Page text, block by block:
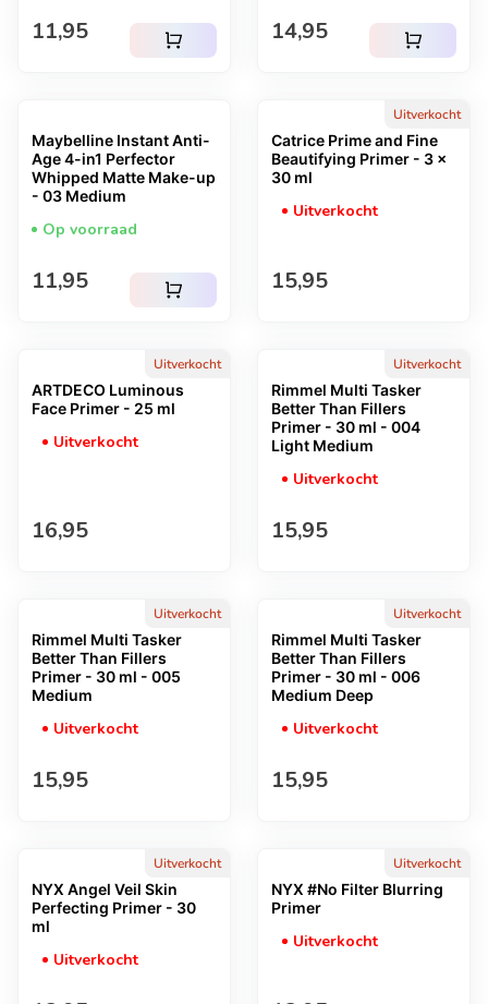
Normale prijs
11,95 shopping_cart Normale prijs
14,95 shopping_cart
Maybelline Instant Anti-
Age 4-in1 Perfector
Whipped Matte Make-up
- 03 Medium
Op voorraad
Normale prijs
11,95 shopping_cart
Uitverkocht
Catrice Prime and Fine
Beautifying Primer - 3 x
30 ml
Uitverkocht
Normale prijs
15,95
Uitverkocht
ARTDECO Luminous
Face Primer - 25 ml
Uitverkocht
Normale prijs
16,95
Uitverkocht
Rimmel Multi Tasker
Better Than Fillers
Primer - 30 ml - 004
Light Medium
Uitverkocht
Normale prijs
15,95
Uitverkocht
Rimmel Multi Tasker
Better Than Fillers
Primer - 30 ml - 005
Medium
Uitverkocht
Normale prijs
15,95
Uitverkocht
Rimmel Multi Tasker
Better Than Fillers
Primer - 30 ml - 006
Medium Deep
Uitverkocht
Normale prijs
15,95
Uitverkocht
NYX Angel Veil Skin
Perfecting Primer - 30
ml
Uitverkocht
Uitverkocht
NYX #No Filter Blurring
Primer
Uitverkocht